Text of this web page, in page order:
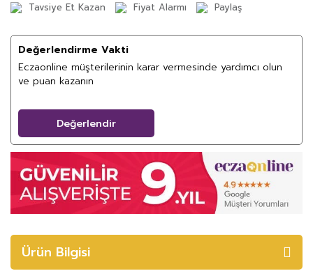
Tavsiye Et Kazan Fiyat Alarmı Paylaş
Değerlendirme Vakti
Eczaonline müşterilerinin karar vermesinde yardımcı olun
ve puan kazanın
Değerlendir
Ürün Bilgisi